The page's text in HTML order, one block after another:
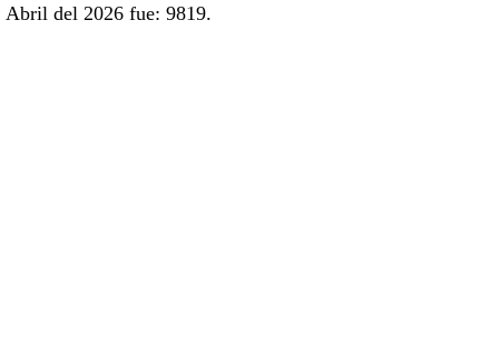
Abril del 2026 fue: 9819.